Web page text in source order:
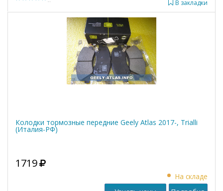
В закладки
Колодки тормозные передние Geely Atlas 2017-, Trialli
(Италия-РФ)
1719
На складе